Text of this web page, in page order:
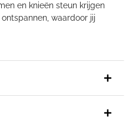
en knieën steun krijgen
waardoor jij